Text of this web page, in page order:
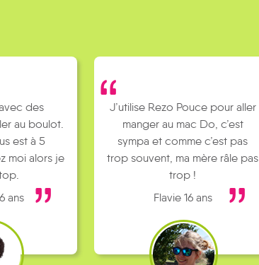
des
au boulot.
est à 5
moi alors je
ans
J’utilise Rezo Pouce pour aller
manger au mac Do, c’est
sympa et comme c’est pas
trop souvent, ma mère râle pas
trop !
Flavie 16 ans